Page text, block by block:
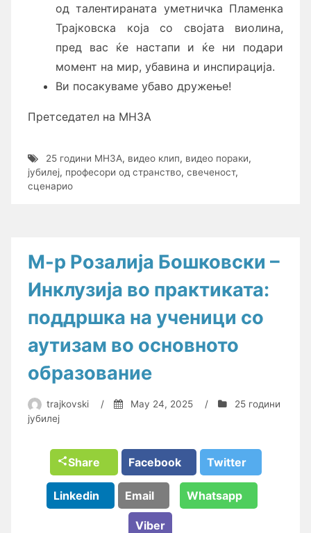
од талентираната уметничка Пламенка
Трајковска која со својата виолина,
пред вас ќе настапи и ќе ни подари
момент на мир, убавина и инспирација.
Ви посакуваме убаво дружење!
Претседател на МНЗА
25 години МНЗА, видео клип, видео пораки,
јубилеј, професори од странство, свеченост,
сценарио
М-р Розалија Бошковски –
Инклузија во практиката:
поддршка на ученици со
аутизам во основното
образование
trajkovski / May 24, 2025 /
25 години
јубилеј
Share Facebook Twitter
Linkedin Email Whatsapp
Viber